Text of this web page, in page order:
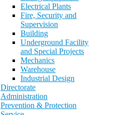
Electrical Plants
Fire, Security and
Supervision
Building
Underground Facility
and Special Projects
Mechanics
Warehouse
Industrial Design
Directorate
Administration
Prevention & Protection